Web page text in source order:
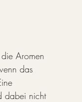
Aromen
das
dabei nicht